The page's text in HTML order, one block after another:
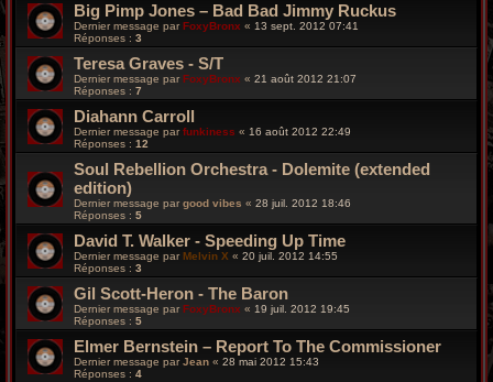
Big Pimp Jones – Bad Bad Jimmy Ruckus
Dernier message par FoxyBronx « 13 sept. 2012 07:41
Réponses : 3
Teresa Graves - S/T
Dernier message par FoxyBronx « 21 août 2012 21:07
Réponses : 7
Diahann Carroll
Dernier message parfunkiness « 16 août 2012 22:49
Réponses : 12
Soul Rebellion Orchestra - Dolemite (extended
edition)
Dernier message par good vibes « 28 juil. 2012 18:46
Réponses : 5
David T. Walker - Speeding Up Time
Dernier message par Melvin X « 20 juil. 2012 14:55
Réponses : 3
Gil Scott-Heron - The Baron
Dernier message par FoxyBronx « 19 juil. 2012 19:45
Réponses : 5
Elmer Bernstein – Report To The Commissioner
Dernier message parJean « 28 mai 2012 15:43
Réponses : 4